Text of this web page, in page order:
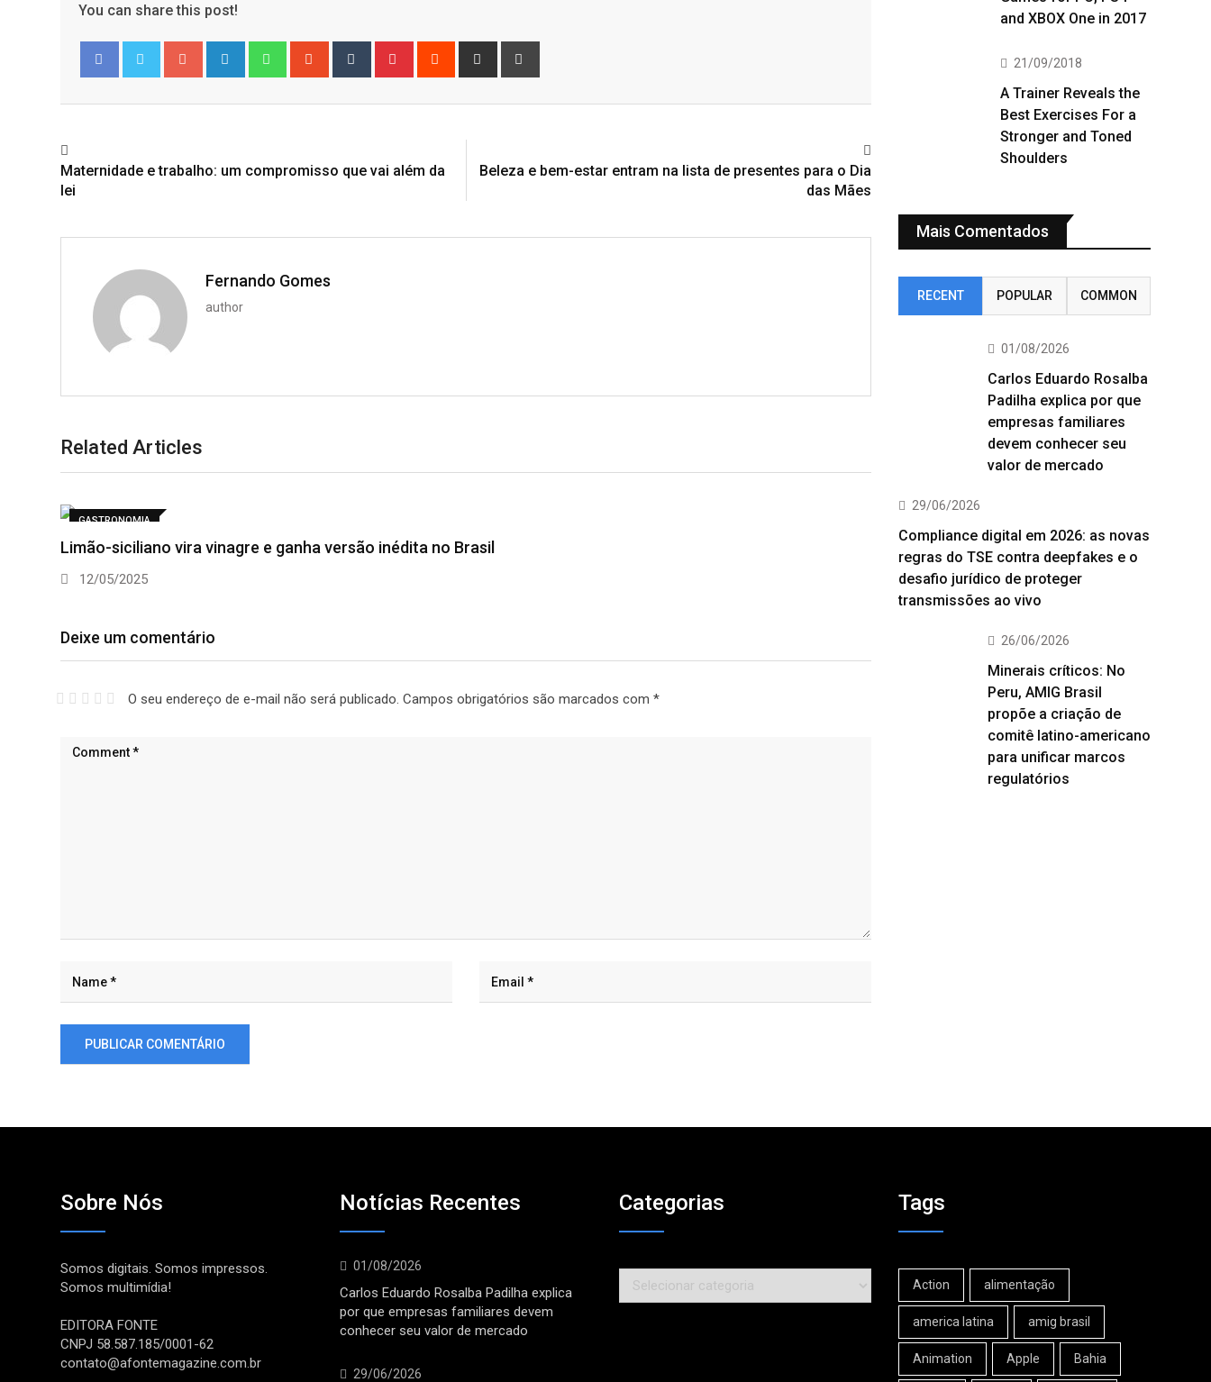
You can share this post!
Google+ LinkedIn WhatsappStumbleUpon
Tumblr Pinterest Reddit
Share
Maternidade e trabalho: um compromisso que vai além da
lei
Beleza e bem-estar entram na lista de presentes para o Dia
das Mães
Fernando Gomes
author
Related Articles
GASTRONOMIA
Limão-siciliano vira vinagre e ganha versão inédita no Brasil
12/05/2025
Deixe um comentário
O seu endereço de e-mail não será publicado. Campos obrigatórios são marcados com *
and XBOX One in 2017
21/09/2018
A Trainer Reveals the
Best Exercises For a
Stronger and Toned
Shoulders
Mais Comentados
RECENT POPULAR COMMON
01/08/2026
Carlos Eduardo Rosalba
Padilha explica por que
empresas familiares
devem conhecer seu
valor de mercado
29/06/2026
Compliance digital em 2026: as novas
regras do TSE contra deepfakes e o
desafio jurídico de proteger
transmissões ao vivo
26/06/2026
Minerais críticos: No
Peru, AMIG Brasil
propõe a criação de
comitê latino-americano
para unificar marcos
regulatórios
Sobre Nós
Somos digitais. Somos impressos.
Somos multimídia!
EDITORA FONTE
CNPJ 58.587.185/0001-62
contato@afontemagazine.com.br
Notícias Recentes
01/08/2026
Carlos Eduardo Rosalba Padilha explica
por que empresas familiares devem
conhecer seu valor de mercado
29/06/2026
Categorias
Categorias
Tags
Action alimentação
america latina amig brasil
Animation Apple Bahia